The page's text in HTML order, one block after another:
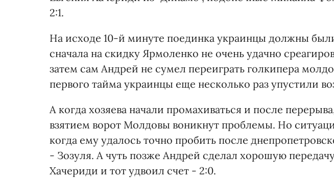
2:1.
На исходе 10-й минуте поединка украинцы должны
сначала на скидку Ярмоленко не очень удачно
затем сам Андрей не сумел переиграть голкипера
первого тайма украинцы еще несколько раз упустили
А когда хозяева начали промахиваться и после
взятием ворот Молдовы воникнут проблемы. Но
когда ему удалось точно пробить после
- Зозуля. А чуть позже Андрей сделал хорошую
Хачериди и тот удвоил счет - 2:0.